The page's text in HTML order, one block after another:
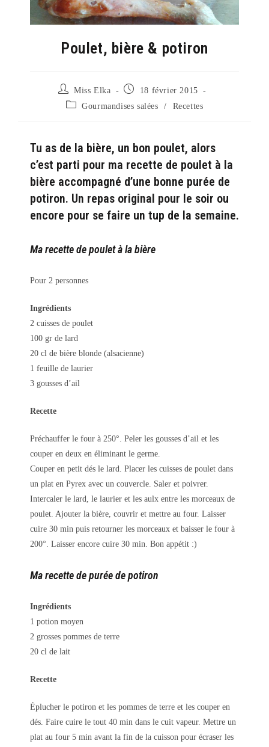
Poulet, bière & potiron
Auteur/autrice
Miss Elka
Publication
18 février 2015
Post Gourmandises salées / Recettes
Tu as de la bière, un bon poulet, alors
c’est parti pour ma recette de poulet à la
bière accompagné d’une bonne purée de
potiron. Un repas original pour le soir ou
encore pour se faire un tup de la semaine.
Ma recette de poulet à la bière
Pour 2 personnes
Ingrédients
2 cuisses de poulet
100 gr de lard
20 cl de bière blonde (alsacienne)
1 feuille de laurier
3 gousses d’ail
Recette
Préchauffer le four à 250°. Peler les gousses d’ail et les
couper en deux en éliminant le germe.
Couper en petit dés le lard. Placer les cuisses de poulet dans
un plat en Pyrex avec un couvercle. Saler et poivrer.
Intercaler le lard, le laurier et les aulx entre les morceaux de
poulet. Ajouter la bière, couvrir et mettre au four. Laisser
cuire 30 min puis retourner les morceaux et baisser le four à
200°. Laisser encore cuire 30 min. Bon appétit :)
Ma recette de purée de potiron
Ingrédients
1 potion moyen
2 grosses pommes de terre
20 cl de lait
Recette
Éplucher le potiron et les pommes de terre et les couper en
dés. Faire cuire le tout 40 min dans le cuit vapeur. Mettre un
plat au four 5 min avant la fin de la cuisson pour écraser les